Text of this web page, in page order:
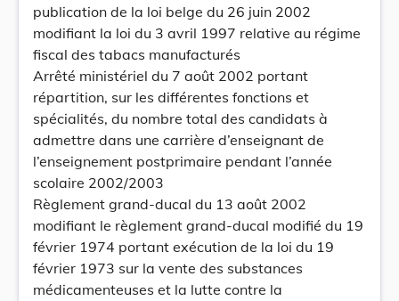
publication de la loi belge du 26 juin 2002
modifiant la loi du 3 avril 1997 relative au régime
fiscal des tabacs manufacturés
Arrêté ministériel du 7 août 2002 portant
répartition, sur les différentes fonctions et
spécialités, du nombre total des candidats à
admettre dans une carrière d’enseignant de
l’enseignement postprimaire pendant l’année
scolaire 2002/2003
Règlement grand-ducal du 13 août 2002
modifiant le règlement grand-ducal modifié du 19
février 1974 portant exécution de la loi du 19
février 1973 sur la vente des substances
médicamenteuses et la lutte contre la